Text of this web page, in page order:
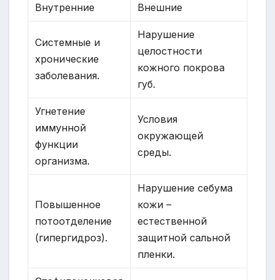
Внутренние Внешние
Системные и
хронические
заболевания.
Нарушение
целостности
кожного покрова
губ.
Угнетение
иммунной
функции
организма.
Условия
окружающей
среды.
Повышенное
потоотделение
(гипергидроз).
Нарушение себума
кожи –
естественной
защитной сальной
пленки.